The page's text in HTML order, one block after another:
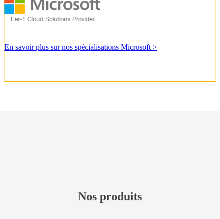
En savoir plus sur nos spécialisations Microsoft >
Nos produits